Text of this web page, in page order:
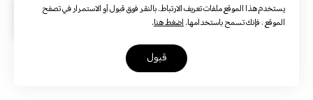
يستخدم هذا الموقع ملفات تعريف الارتباط. بالنقر فوق قبول أو الاستمرار في تصفح
الموقع ، فإنك تسمح باستخدامها.اضغط هنا.
قبول